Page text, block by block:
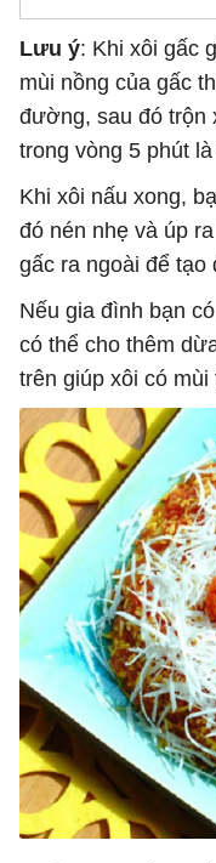
Lưu ý: Khi xôi gấc
mùi nồng của gấc
đường, sau đó trộn
trong vòng 5 phút
Khi xôi nấu xong,
đó nén nhẹ và úp
gấc ra ngoài để tạo
Nếu gia đình bạn
có thể cho thêm
trên giúp xôi có